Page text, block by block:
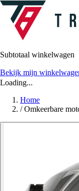
Subtotaal winkelwagen
Bekijk mijn
Loading...
Home
/ Omkeerbare